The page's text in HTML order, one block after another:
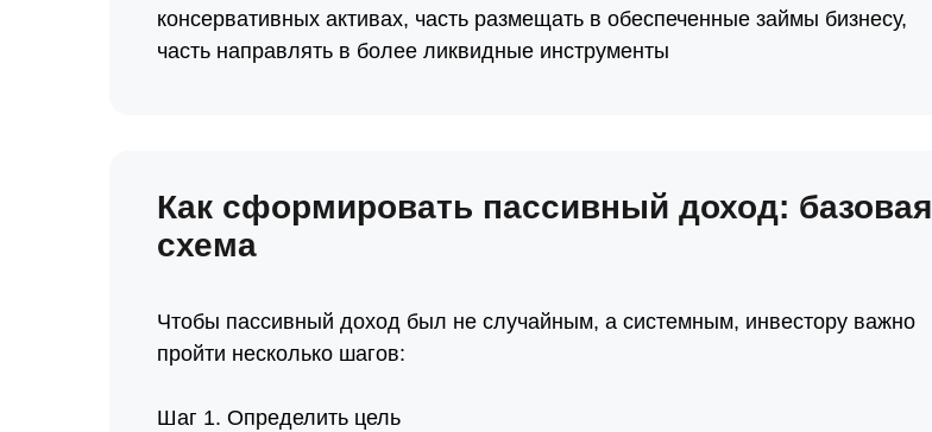
консервативных активах, часть размещать в обеспеченные займы бизнесу,
часть направлять в более ликвидные инструменты
Как сформировать пассивный доход: базовая
схема
Чтобы пассивный доход был не случайным, а системным, инвестору важно
пройти несколько шагов:
Шаг 1. Определить цель